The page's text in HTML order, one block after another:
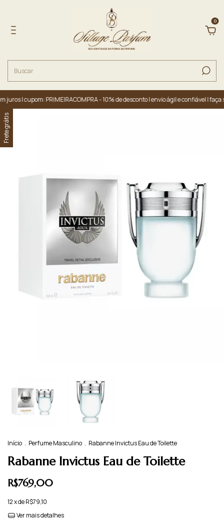
0
| cupom: PRIMEIRACOMPRA - 10% de desconto | envio ágil e confiável |
Frete grátis
Início . Perfume Masculino . Rabanne Invictus Eau de Toilette
Rabanne Invictus Eau de Toilette
R$769,00
12x deR$79,10
Ver mais detalhes